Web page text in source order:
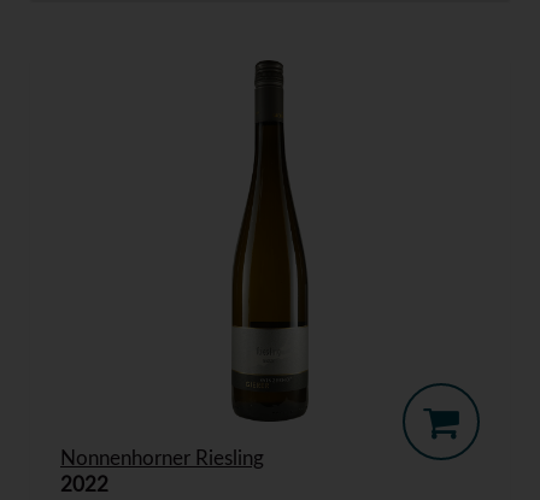
Nonnenhorner Riesling
2022